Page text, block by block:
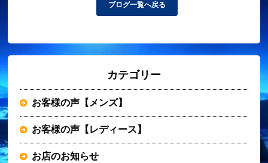
ブログ一覧へ戻る
カテゴリー
お客様の声【メンズ】
お客様の声【レディース】
お店のお知らせ